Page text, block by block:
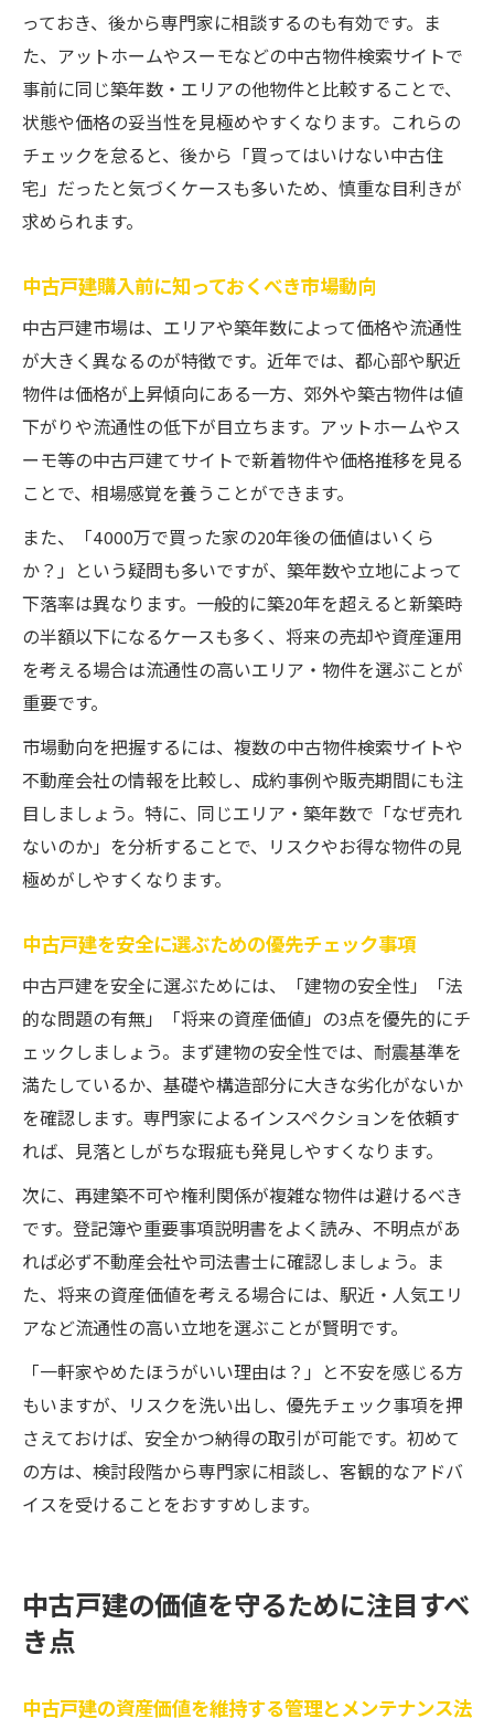
っておき、後から専門家に相談するのも有効です。ま
た、アットホームやスーモなどの中古物件検索サイトで
事前に同じ築年数・エリアの他物件と比較することで、
状態や価格の妥当性を見極めやすくなります。これらの
チェックを怠ると、後から「買ってはいけない中古住
宅」だったと気づくケースも多いため、慎重な目利きが
求められます。
中古戸建購入前に知っておくべき市場動向
中古戸建市場は、エリアや築年数によって価格や流通性
が大きく異なるのが特徴です。近年では、都心部や駅近
物件は価格が上昇傾向にある一方、郊外や築古物件は値
下がりや流通性の低下が目立ちます。アットホームやス
ーモ等の中古戸建てサイトで新着物件や価格推移を見る
ことで、相場感覚を養うことができます。
また、「4000万で買った家の20年後の価値はいくら
か？」という疑問も多いですが、築年数や立地によって
下落率は異なります。一般的に築20年を超えると新築時
の半額以下になるケースも多く、将来の売却や資産運用
を考える場合は流通性の高いエリア・物件を選ぶことが
重要です。
市場動向を把握するには、複数の中古物件検索サイトや
不動産会社の情報を比較し、成約事例や販売期間にも注
目しましょう。特に、同じエリア・築年数で「なぜ売れ
ないのか」を分析することで、リスクやお得な物件の見
極めがしやすくなります。
中古戸建を安全に選ぶための優先チェック事項
中古戸建を安全に選ぶためには、「建物の安全性」「法
的な問題の有無」「将来の資産価値」の3点を優先的にチ
ェックしましょう。まず建物の安全性では、耐震基準を
満たしているか、基礎や構造部分に大きな劣化がないか
を確認します。専門家によるインスペクションを依頼す
れば、見落としがちな瑕疵も発見しやすくなります。
次に、再建築不可や権利関係が複雑な物件は避けるべき
です。登記簿や重要事項説明書をよく読み、不明点があ
れば必ず不動産会社や司法書士に確認しましょう。ま
た、将来の資産価値を考える場合には、駅近・人気エリ
アなど流通性の高い立地を選ぶことが賢明です。
「一軒家やめたほうがいい理由は？」と不安を感じる方
もいますが、リスクを洗い出し、優先チェック事項を押
さえておけば、安全かつ納得の取引が可能です。初めて
の方は、検討段階から専門家に相談し、客観的なアドバ
イスを受けることをおすすめします。
中古戸建の価値を守るために注目すべ
き点
中古戸建の資産価値を維持する管理とメンテナンス法